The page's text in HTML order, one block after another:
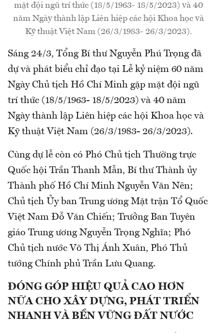
mặt đội ngũ trí thức (18/5/1963- 18/5/2023) và 40
năm Ngày thành lập Liên hiệp các hội Khoa học và
Kỹ thuật Việt Nam (26/3/1983- 26/3/2023).
Sáng 24/3, Tổng Bí thư Nguyễn Phú Trọng đã
dự và phát biểu chỉ đạo tại Lễ kỷ niệm 60 năm
Ngày Chủ tịch Hồ Chí Minh gặp mặt đội ngũ
trí thức (18/5/1963- 18/5/2023) và 40 năm
Ngày thành lập Liên hiệp các hội Khoa học và
Kỹ thuật Việt Nam (26/3/1983- 26/3/2023).
Cùng dự lễ còn có Phó Chủ tịch Thường trực
Quốc hội Trần Thanh Mẫn, Bí thư Thành ủy
Thành phố Hồ Chí Minh Nguyễn Văn Nên;
Chủ tịch Ủy ban Trung ương Mặt trận Tổ Quốc
Việt Nam Đỗ Văn Chiến; Trưởng Ban Tuyên
giáo Trung ương Nguyễn Trọng Nghĩa; Phó
Chủ tịch nước Võ Thị Ánh Xuân, Phó Thủ
tướng Chính phủ Trần Lưu Quang.
ĐÓNG GÓP HIỆU QUẢ CAO HƠN
NỮA CHO XÂY DỰNG, PHÁT TRIỂN
NHANH VÀ BỀN VỮNG ĐẤT NƯỚC